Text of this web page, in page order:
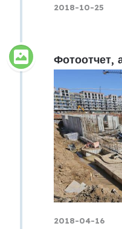
2018-10-25
Фотоотчет,
2018-04-16